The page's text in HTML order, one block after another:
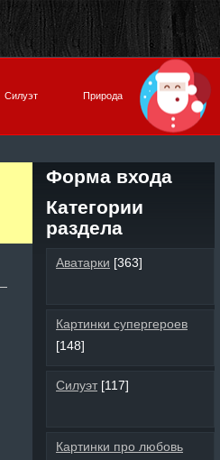
Силуэт Природа
Форма входа
Категории
раздела
Аватарки [363]
Картинки супергероев
[148]
Силуэт [117]
Картинки про любовь